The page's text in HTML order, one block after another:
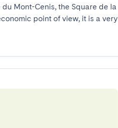
Mont-Cenis, the Square de la
point of view, it is a very